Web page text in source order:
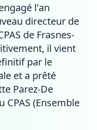
l'an
directeur de
de Frasnes-
il vient
par le
et a prêté
Parez-De
CPAS (Ensemble